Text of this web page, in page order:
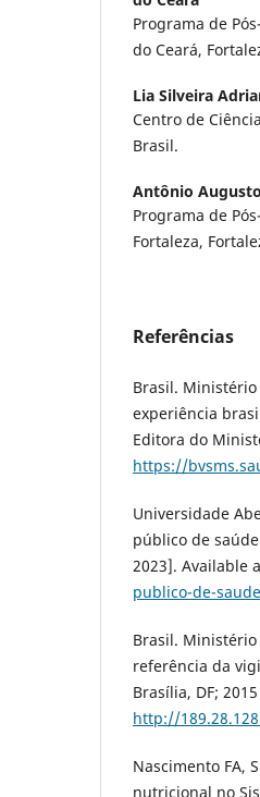
Programa de
do Ceará,
Lia Silveira
Centro de
Brasil.
Antônio
Programa de
Fortaleza,
Referências
Brasil. Ministério
experiência
Editora do
https://
Universidade
público de
2023]. Available
publico-de-
Brasil. Ministério
referência da
Brasília, DF;
http://
Nascimento FA,
nutricional no